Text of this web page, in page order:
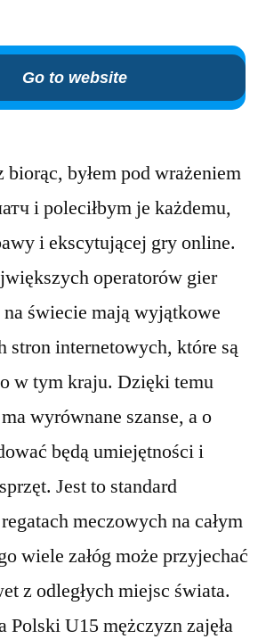
Go to website
biorąc, byłem pod wrażeniem
i poleciłbym je każdemu,
i ekscytującej gry online.
operatorów gier
świecie mają wyjątkowe
stron internetowych, które są
w tym kraju. Dzięki temu
wyrównane szanse, a o
będą umiejętności i
Jest to standard
meczowych na całym
wiele załóg może przyjechać
z odległych miejsc świata.
Polski U15 mężczyzn zajęła